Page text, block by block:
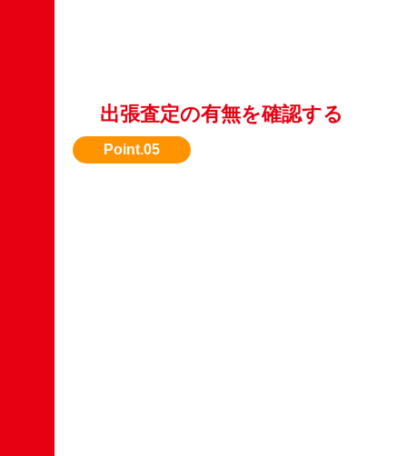
出張査定の有無を確認する
引き取りまで無料対応してくれる業者を選び